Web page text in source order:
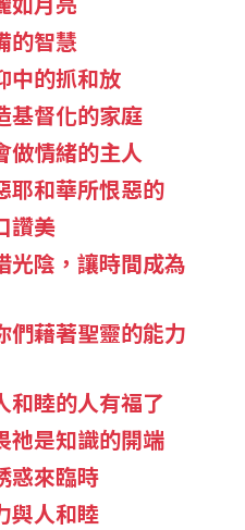
的智慧
中的抓和放
基督化的家庭
做情緒的主人
耶和華所恨惡的
讚美
光陰，讓時間成為
們藉著聖靈的能力
和睦的人有福了
祂是知識的開端
惑來臨時
與人和睦